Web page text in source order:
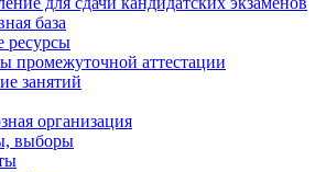
база
ресурсы
промежуточной аттестации
занятий
организация
выборы